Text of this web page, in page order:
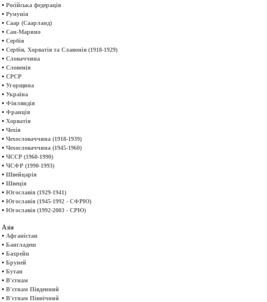
• Російська федерація
• Румунія
• Саар (Саарланд)
• Сан-Марино
• Сербія
• Сербія, Хорватія та Славонія (1918-1929)
• Словаччина
• Словенія
• СРСР
• Угорщина
• Україна
• Фінляндія
• Франція
• Хорватія
• Чехія
• Чехословаччина (1918-1939)
• Чехословаччина (1945-1960)
• ЧССР (1960-1990)
• ЧСФР (1990-1993)
• Швейцарія
• Швеція
• Югославія (1929-1941)
• Югославія (1945-1992 - СФРЮ)
• Югославія (1992-2003 - СРЮ)
Азія
• Афганістан
• Бангладеш
• Бахрейн
• Бруней
• Бутан
• В'єтнам
• В'єтнам Південний
• В'єтнам Північний